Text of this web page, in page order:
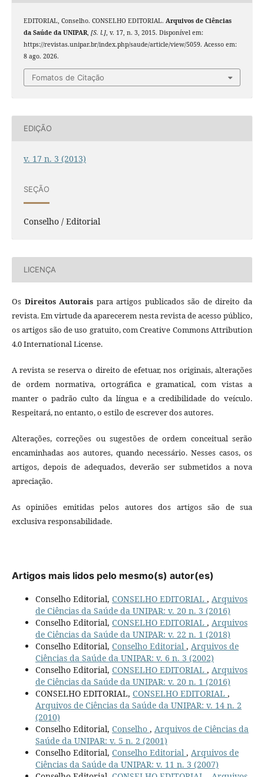
EDITORIAL, Conselho. CONSELHO EDITORIAL. Arquivos de Ciências
da Saúde da UNIPAR, [S. l.], v. 17, n. 3, 2015. Disponível em:
https://revistas.unipar.br/index.php/saude/article/view/5059. Acesso em:
8 ago. 2026.
Fomatos de Citação
EDIÇÃO
v. 17 n. 3 (2013)
SEÇÃO
Conselho / Editorial
LICENÇA
Os Direitos Autorais para artigos publicados são de direito da
revista. Em virtude da aparecerem nesta revista de acesso público,
os artigos são de uso gratuito, com Creative Commons Attribution
4.0 International License.
A revista se reserva o direito de efetuar, nos originais, alterações
de ordem normativa, ortográfica e gramatical, com vistas a
manter o padrão culto da língua e a credibilidade do veículo.
Respeitará, no entanto, o estilo de escrever dos autores.
Alterações, correções ou sugestões de ordem conceitual serão
encaminhadas aos autores, quando necessário. Nesses casos, os
artigos, depois de adequados, deverão ser submetidos a nova
apreciação.
As opiniões emitidas pelos autores dos artigos são de sua
exclusiva responsabilidade.
Artigos mais lidos pelo mesmo(s) autor(es)
Conselho Editorial, CONSELHO EDITORIAL , Arquivos
de Ciências da Saúde da UNIPAR: v. 20 n. 3 (2016)
Conselho Editorial, CONSELHO EDITORIAL , Arquivos
de Ciências da Saúde da UNIPAR: v. 22 n. 1 (2018)
Conselho Editorial, Conselho Editorial , Arquivos de
Ciências da Saúde da UNIPAR: v. 6 n. 3 (2002)
Conselho Editorial, CONSELHO EDITORIAL , Arquivos
de Ciências da Saúde da UNIPAR: v. 20 n. 1 (2016)
CONSELHO EDITORIAL, CONSELHO EDITORIAL ,
Arquivos de Ciências da Saúde da UNIPAR: v. 14 n. 2
(2010)
Conselho Editorial, Conselho , Arquivos de Ciências da
Saúde da UNIPAR: v. 5 n. 2 (2001)
Conselho Editorial, Conselho Editorial , Arquivos de
Ciências da Saúde da UNIPAR: v. 11 n. 3 (2007)